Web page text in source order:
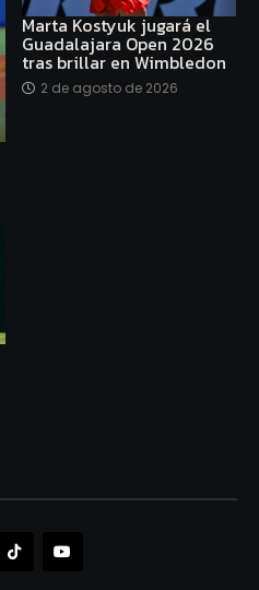
Marta Kostyuk jugará el
Guadalajara Open 2026
tras brillar en Wimbledon
2 de agosto de 2026